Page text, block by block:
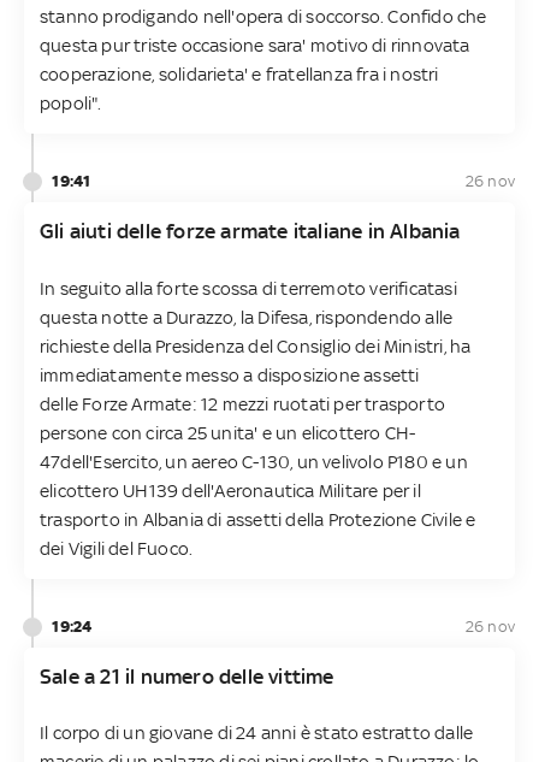
stanno prodigando nell'opera di soccorso. Confido che
questa pur triste occasione sara' motivo di rinnovata
cooperazione, solidarieta' e fratellanza fra i nostri
popoli".
19:41 26 nov
Gli aiuti delle forze armate italiane in Albania
In seguito alla forte scossa di terremoto verificatasi
questa notte a Durazzo, la Difesa, rispondendo alle
richieste della Presidenza del Consiglio dei Ministri, ha
immediatamente messo a disposizione assetti
delle Forze Armate: 12 mezzi ruotati per trasporto
persone con circa 25 unita' e un elicottero CH-
47dell'Esercito, un aereo C-130, un velivolo P180 e un
elicottero UH139 dell'Aeronautica Militare per il
trasporto in Albania di assetti della Protezione Civile e
dei Vigili del Fuoco.
19:24 26 nov
Sale a 21 il numero delle vittime
Il corpo di un giovane di 24 anni è stato estratto dalle